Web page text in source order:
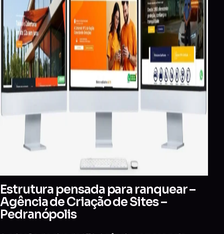
Estrutura pensada para ranquear –
Agência de Criação de Sites –
Pedranópolis